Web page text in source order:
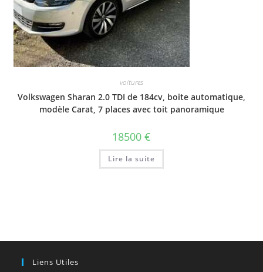
voitures
Volkswagen Sharan 2.0 TDI de 184cv, boite automatique,
modèle Carat, 7 places avec toit panoramique
18500 €
Lire la suite
Liens Utiles